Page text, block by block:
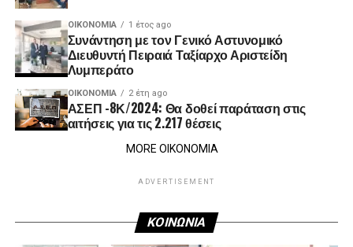
ΟΙΚΟΝΟΜΊΑ 1 έτος ago
Συνάντηση με τον Γενικό Αστυνομικό
Διευθυντή Πειραιά Ταξίαρχο Αριστείδη
Λυμπεράτο
ΟΙΚΟΝΟΜΊΑ 2 έτη ago
ΑΣΕΠ -8Κ/2024: Θα δοθεί παράταση στις
αιτήσεις για τις 2.217 θέσεις
MORE ΟΙΚΟΝΟΜΙΑ
ADVERTISEMENT
ΚΟΙΝΩΝΙΑ